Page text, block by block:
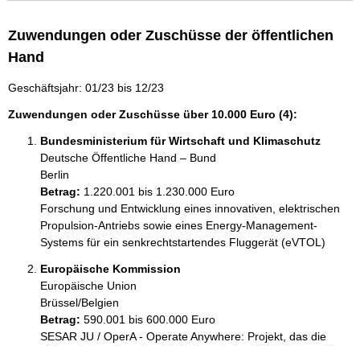
Zuwendungen oder Zuschüsse der öffentlichen
Hand
Geschäftsjahr: 01/23 bis 12/23
Zuwendungen oder Zuschüsse über 10.000 Euro (4):
Bundesministerium für Wirtschaft und Klimaschutz
Deutsche Öffentliche Hand – Bund
Berlin
Betrag: 1.220.001 bis 1.230.000 Euro
Forschung und Entwicklung eines innovativen, elektrischen
Propulsion-Antriebs sowie eines Energy-Management-
Europäische Kommission
Europäische Union
Brüssel/Belgien
Betrag: 590.001 bis 600.000 Euro
SESAR JU / OperA - Operate Anywhere: Projekt, das die